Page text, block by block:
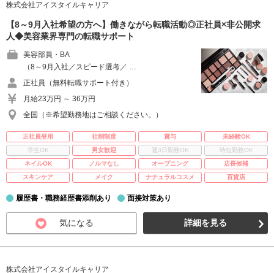
株式会社アイスタイルキャリア
【8～9月入社希望の方へ】働きながら転職活動◎正社員×非公開求
人◆美容業界専門の転職サポート
美容部員・BA
（8～9月入社／スピード選考／ …
正社員（無料転職サポート付き）
月給23万円 ～ 36万円
全国（※希望勤務地はご相談ください。）
正社員登用 社割制度 賞与
未経験OK
学生OK
男女歓迎 週3日勤務OK
時短勤務OK
ネイルOK
ノルマなし オープニング
店長候補
スキンケア
メイク ナチュラルコスメ 百貨店
履歴書・職務経歴書添削あり 面接対策あり
気になる 詳細を見る
株式会社アイスタイルキャリア